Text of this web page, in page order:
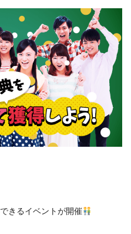
きるイベントが開催